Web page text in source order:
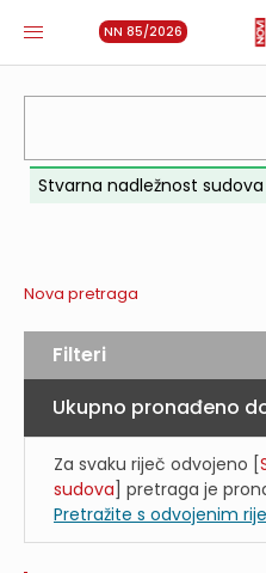
NN 85/2026
Stvarna nadležnost sudova
Nova pretraga
Ukupno pronađeno
Za svaku riječ odvojeno [
sudova ] pretraga je
Pretražite s odvojenim
Filteri